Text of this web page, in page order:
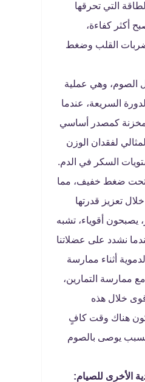
التي تحرقها
أكثر كفاءة،
القلب وضغط
الصوم، وهي عملية
السريعة، عندما
كمصدر أساسي
لفقدان الوزن
السكر في الدم.
ضغط خفيف، مما
تعزيز قدرتها
يصبحون أقوياء، تشبه
نشدد على عضلاتنا
أثناء ممارسة
مع ممارسة التمارين،
خلال هذه
هناك وقت كافٍ
السبب يوصى بالصوم
الأخرى للصيام: